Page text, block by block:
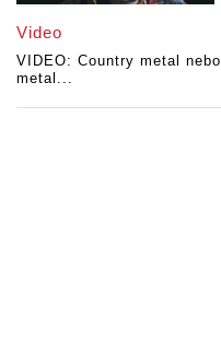
Video
VIDEO: Country metal nebo
metal...